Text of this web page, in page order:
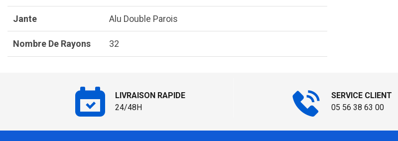
Jante Alu Double Parois
Nombre De Rayons 32
LIVRAISON RAPIDE
24/48H
SERVICE CLIENT
05 56 38 63 00